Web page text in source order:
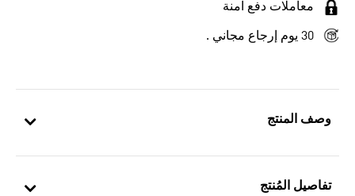
وصف المنتج
تفاصيل المُنتج
معاملات دفع آمنة